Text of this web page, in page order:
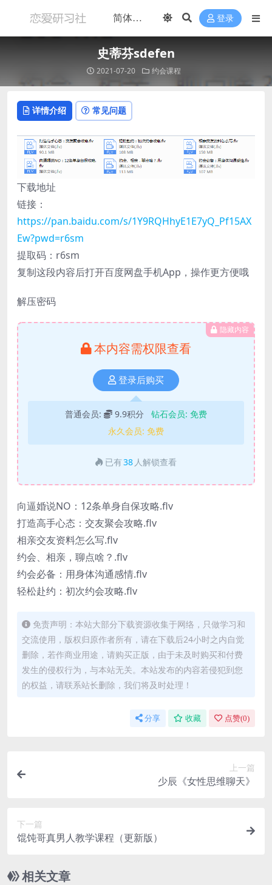
登录
史蒂芬sdefen
2021-07-20 约会课程
详情介绍 常见问题
下载地址
链接：
https://pan.baidu.com/s/1Y9RQHhyE1E7yQ_Pf15AX
Ew?pwd=r6sm
提取码：r6sm
复制这段内容后打开百度网盘手机App，操作更方便哦
解压密码
隐藏内容
本内容需权限查看
登录后购买
普通会员: 9.9积分 钻石会员: 免费
永久会员: 免费
已有38 人解锁查看
向逼婚说NO：12条单身自保攻略.flv
打造高手心态：交友聚会攻略.flv
相亲交友资料怎么写.flv
约会、相亲，聊点啥？.flv
约会必备：用身体沟通感情.flv
轻松赴约：初次约会攻略.flv
免责声明：本站大部分下载资源收集于网络，只做学习和
交流使用，版权归原作者所有，请在下载后24小时之内自觉
删除，若作商业用途，请购买正版，由于未及时购买和付费
发生的侵权行为，与本站无关。本站发布的内容若侵犯到您
的权益，请联系站长删除，我们将及时处理！
分享 收藏 点赞(0)
上一篇
少辰《女性思维聊天》
下一篇
馄饨哥真男人教学课程（更新版）
相关文章